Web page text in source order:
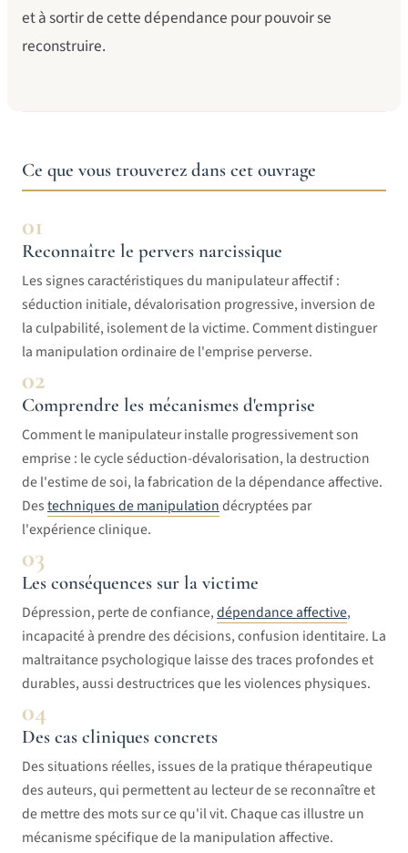
et à sortir de cette dépendance pour pouvoir se
reconstruire.
Ce que vous trouverez dans cet ouvrage
01
Reconnaître le pervers narcissique
Les signes caractéristiques du manipulateur affectif :
séduction initiale, dévalorisation progressive, inversion de
la culpabilité, isolement de la victime. Comment distinguer
la manipulation ordinaire de l'emprise perverse.
02
Comprendre les mécanismes d'emprise
Comment le manipulateur installe progressivement son
emprise : le cycle séduction-dévalorisation, la destruction
de l'estime de soi, la fabrication de la dépendance affective.
Destechniques de manipulationdécryptées par
l'expérience clinique.
03
Les conséquences sur la victime
Dépression, perte de confiance,dépendance affective,
incapacité à prendre des décisions, confusion identitaire. La
maltraitance psychologique laisse des traces profondes et
durables, aussi destructrices que les violences physiques.
04
Des cas cliniques concrets
Des situations réelles, issues de la pratique thérapeutique
des auteurs, qui permettent au lecteur de se reconnaître et
de mettre des mots sur ce qu'il vit. Chaque cas illustre un
mécanisme spécifique de la manipulation affective.